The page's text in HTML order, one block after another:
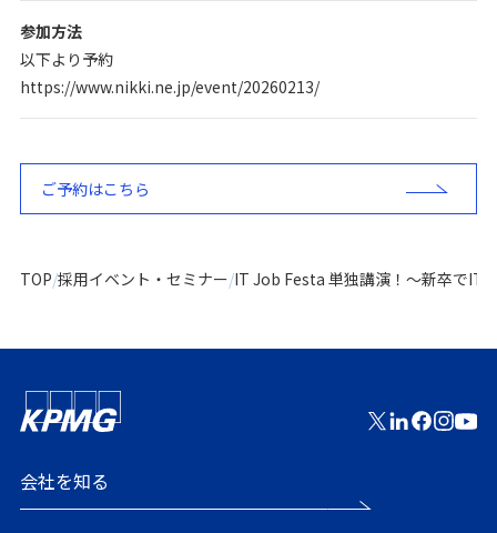
参加方法
以下より予約
https://www.nikki.ne.jp/event/20260213/
ご予約はこちら
TOP 採用イベント・セミナー IT Job Festa 単独講演！～新卒でIT
会社を知る